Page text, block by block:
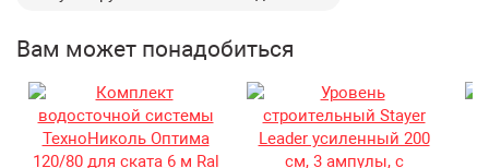
Не подвержен коррозии и биопоражению;
Устойчив к УФ-излучению.
Вам может понадобиться